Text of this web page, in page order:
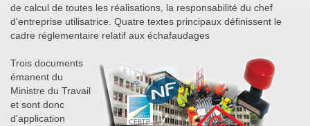
de calcul de toutes les réalisations, la responsabilité du chef
d'entreprise utilisatrice. Quatre textes principaux définissent le
cadre réglementaire relatif aux échafaudages
Trois documents
émanent du
Ministre du Travail
et sont donc
d'application